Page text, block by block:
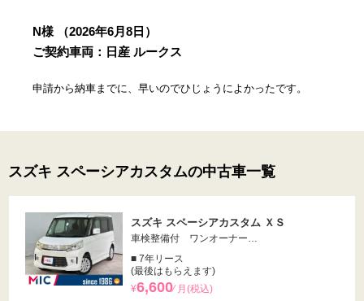
N様
（2026年6月8日）
ご契約車両：日産 ルークス
申請から納車までに、早いのでひじょうによかったです。
スズキ スペーシアカスタムの中古車一覧
スズキ スペーシアカスタム ＸＳ
車検整備付 ワンオーナー…
■ 7年リース
(最後はもらえます)
¥6,600⁄ 月(税込)